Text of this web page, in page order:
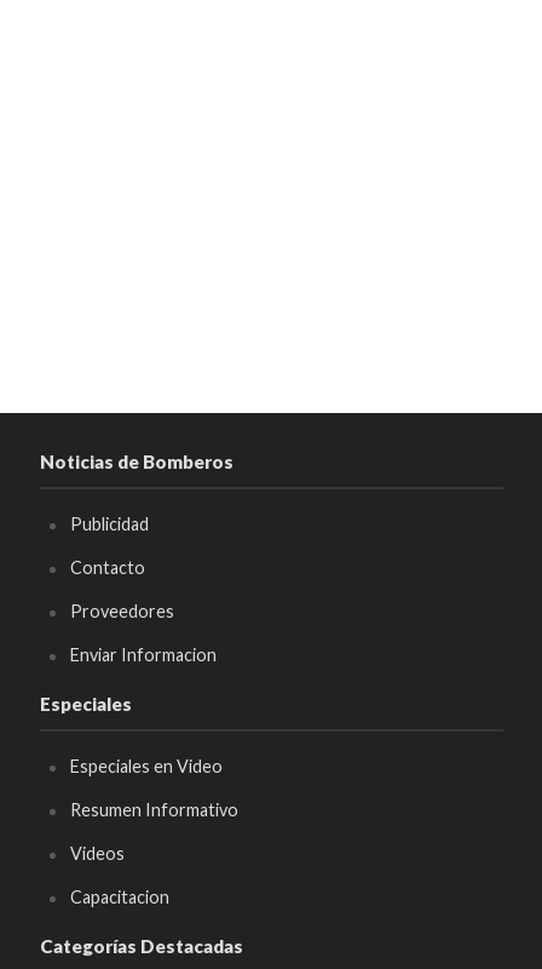
Noticias de Bomberos
Publicidad
Contacto
Proveedores
Enviar Informacion
Especiales
Especiales en Video
Resumen Informativo
Videos
Capacitacion
Categorías Destacadas